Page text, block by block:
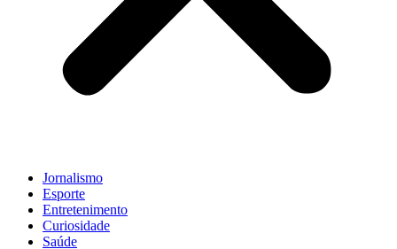
Jornalismo
Esporte
Entretenimento
Curiosidade
Saúde